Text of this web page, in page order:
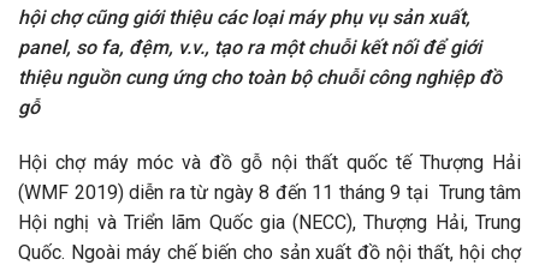
hội chợ cũng giới thiệu các loại máy phụ vụ sản xuất,
panel, so fa, đệm, v.v., tạo ra một chuỗi kết nối để giới
thiệu nguồn cung ứng cho toàn bộ chuỗi công nghiệp đồ
gỗ
Hội chợ máy móc và đồ gỗ nội thất quốc tế Thượng Hải
(WMF 2019) diễn ra từ ngày 8 đến 11 tháng 9 tại Trung tâm
Hội nghị và Triển lãm Quốc gia (NECC), Thượng Hải, Trung
Quốc. Ngoài máy chế biến cho sản xuất đồ nội thất, hội chợ